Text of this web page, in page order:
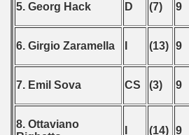
5. Georg Hack D (7) 9
6. Girgio Zaramella (13) 9
7. Emil Sova CS (3) 9
8. Ottaviano
(14) 9